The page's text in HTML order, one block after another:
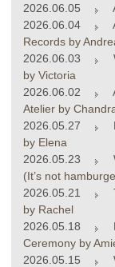
2026.06.05
2026.06.04
Records by
2026.06.03
by Victoria
2026.06.02
Atelier by
2026.05.27
by Elena
2026.05.23
(It’s not
2026.05.21
by Rachel
2026.05.18
Ceremony by
2026.05.15